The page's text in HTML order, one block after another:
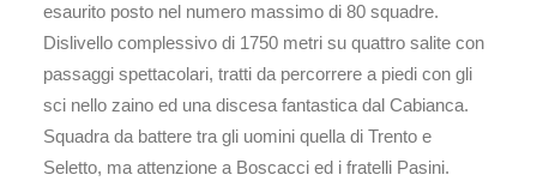
esaurito posto nel numero massimo di 80 squadre.
Dislivello complessivo di 1750 metri su quattro salite con
passaggi spettacolari, tratti da percorrere a piedi con gli
sci nello zaino ed una discesa fantastica dal Cabianca.
Squadra da battere tra gli uomini quella di Trento e
Seletto, ma attenzione a Boscacci ed i fratelli Pasini.